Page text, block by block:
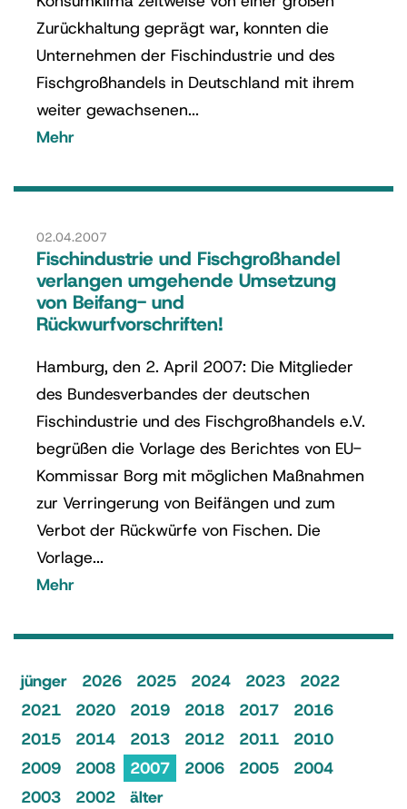
Zurückhaltung geprägt war, konnten die
Unternehmen der Fischindustrie und des
Fischgroßhandels in Deutschland mit ihrem
weiter gewachsenen...
Mehr
02.04.2007
Fischindustrie und Fischgroßhandel
verlangen umgehende Umsetzung
von Beifang- und
Rückwurfvorschriften!
Hamburg, den 2. April 2007: Die Mitglieder
des Bundesverbandes der deutschen
Fischindustrie und des Fischgroßhandels e.V.
begrüßen die Vorlage des Berichtes von EU-
Kommissar Borg mit möglichen Maßnahmen
zur Verringerung von Beifängen und zum
Verbot der Rückwürfe von Fischen. Die
Vorlage...
Mehr
jünger 2026 2025 2024 2023
2022
2021
2020 2019 2018 2017
2016
2015
2014 2013 2012 2011
2010
2009
2008 2007 2006 2005
2004
2003
2002 älter